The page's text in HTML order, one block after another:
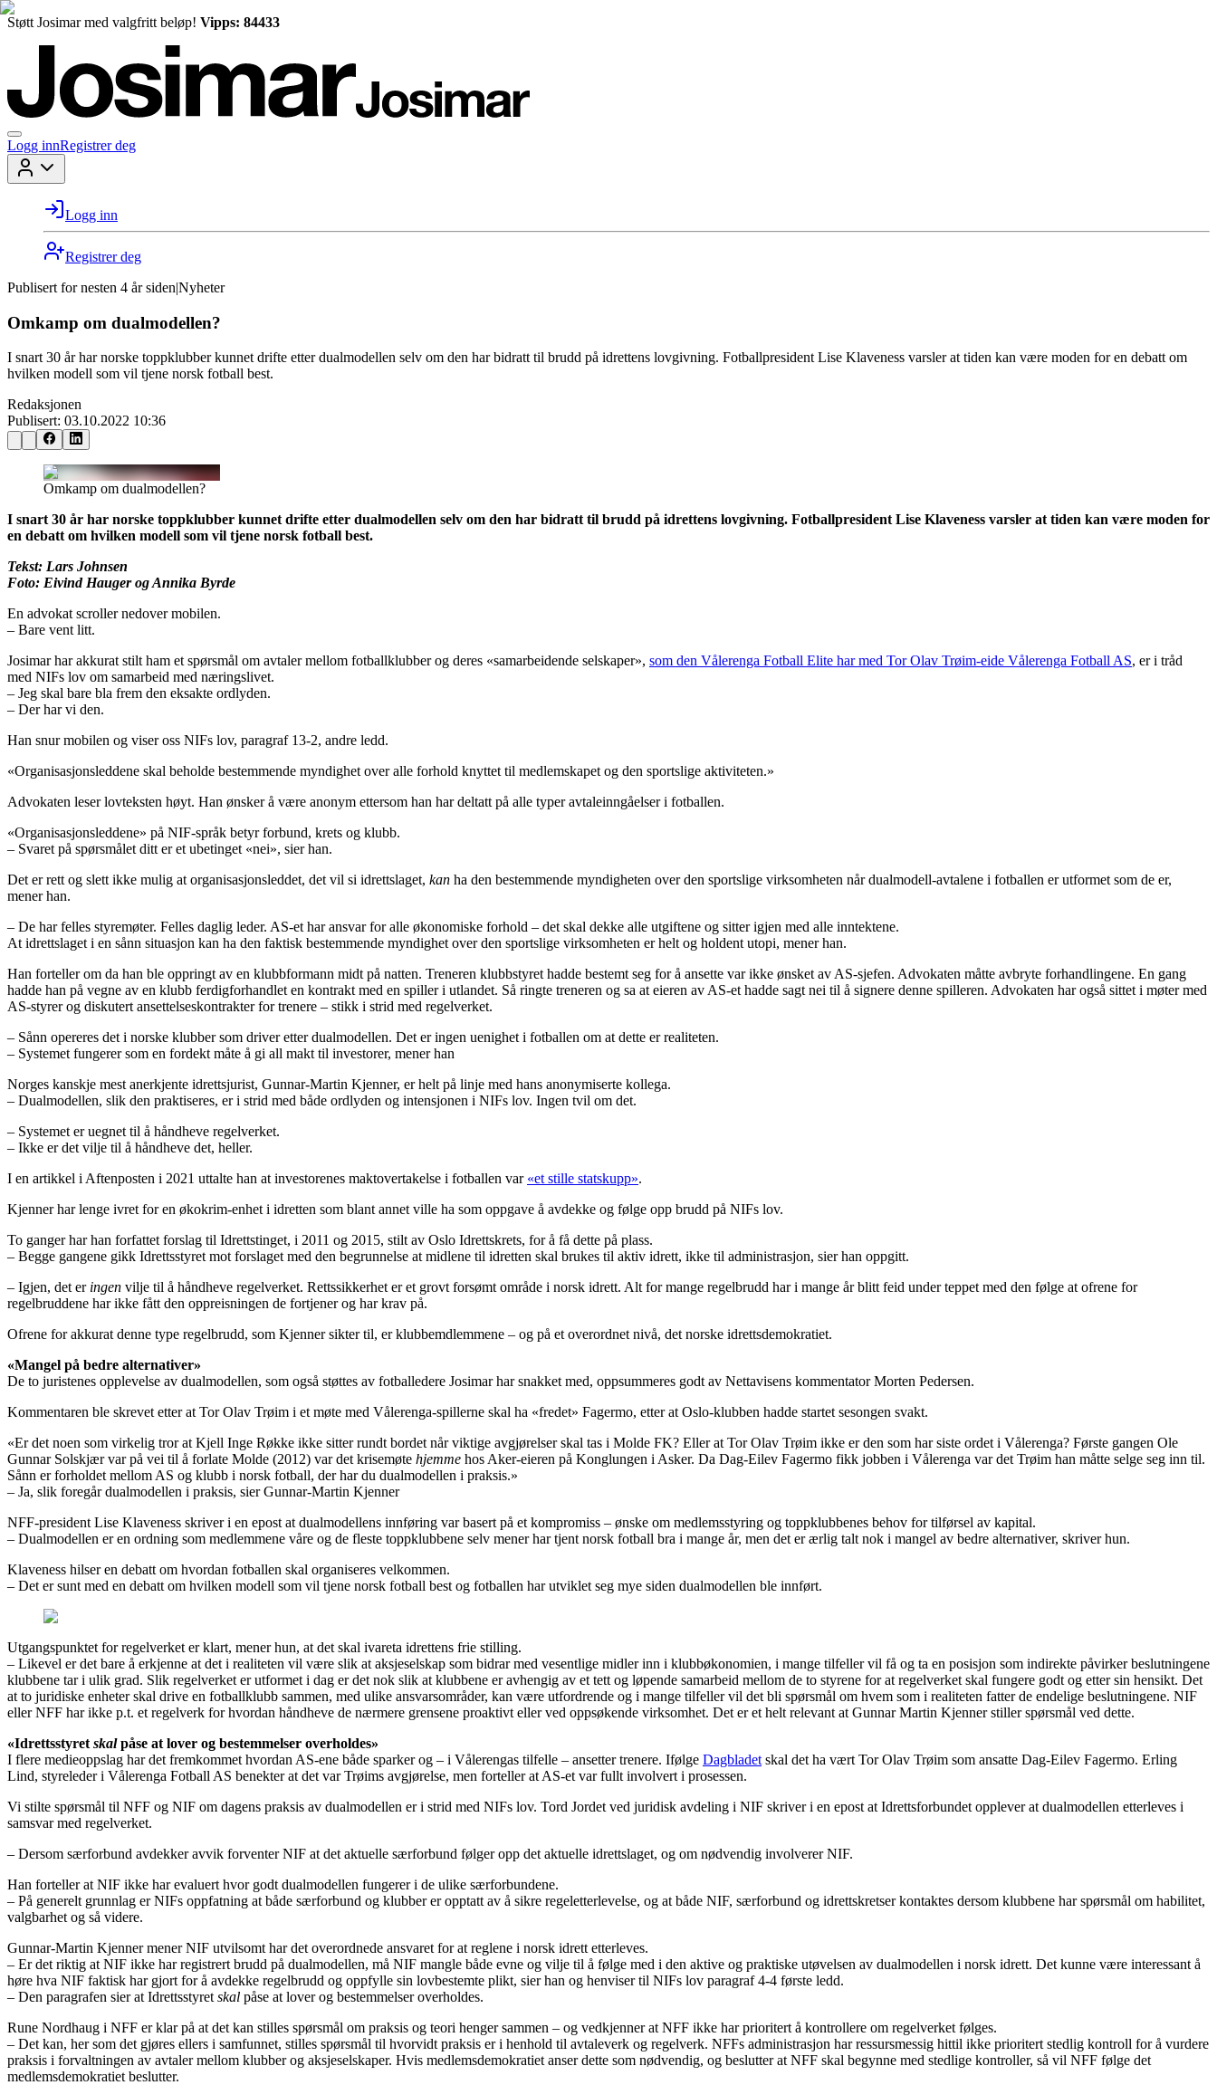
Støtt Josimar med valgfritt beløp! Vipps: 84433
Logg innRegistrer deg
Logg inn
Registrer deg
Publisert for nesten 4 år siden|Nyheter
Omkamp om dualmodellen?
I snart 30 år har norske toppklubber kunnet drifte etter dualmodellen selv om den har bidratt til brudd på idrettens lovgivning. Fotballpresident Lise Klaveness varsler at tiden kan være moden for en debatt om
hvilken modell som vil tjene norsk fotball best.
Redaksjonen
Publisert: 03.10.2022 10:36
Omkamp om dualmodellen?
I snart 30 år har norske toppklubber kunnet drifte etter dualmodellen selv om den har bidratt til brudd på idrettens lovgivning. Fotballpresident Lise Klaveness varsler at tiden kan være moden for
en debatt om hvilken modell som vil tjene norsk fotball best.
Tekst: Lars Johnsen
Foto: Eivind Hauger og Annika Byrde
En advokat scroller nedover mobilen.
– Bare vent litt.
Josimar har akkurat stilt ham et spørsmål om avtaler mellom fotballklubber og deres «samarbeidende selskaper», som den Vålerenga Fotball Elite har med Tor Olav Trøim-eide Vålerenga Fotball AS, er i tråd
med NIFs lov om samarbeid med næringslivet.
– Jeg skal bare bla frem den eksakte ordlyden.
– Der har vi den.
Han snur mobilen og viser oss NIFs lov, paragraf 13-2, andre ledd.
«Organisasjonsleddene skal beholde bestemmende myndighet over alle forhold knyttet til medlemskapet og den sportslige aktiviteten.»
Advokaten leser lovteksten høyt. Han ønsker å være anonym ettersom han har deltatt på alle typer avtaleinngåelser i fotballen.
«Organisasjonsleddene» på NIF-språk betyr forbund, krets og klubb.
– Svaret på spørsmålet ditt er et ubetinget «nei», sier han.
Det er rett og slett ikke mulig at organisasjonsleddet, det vil si idrettslaget, kan ha den bestemmende myndigheten over den sportslige virksomheten når dualmodell-avtalene i fotballen er utformet som de er,
mener han.
– De har felles styremøter. Felles daglig leder. AS-et har ansvar for alle økonomiske forhold – det skal dekke alle utgiftene og sitter igjen med alle inntektene.
At idrettslaget i en sånn situasjon kan ha den faktisk bestemmende myndighet over den sportslige virksomheten er helt og holdent utopi, mener han.
Han forteller om da han ble oppringt av en klubbformann midt på natten. Treneren klubbstyret hadde bestemt seg for å ansette var ikke ønsket av AS-sjefen. Advokaten måtte avbryte forhandlingene. En gang
hadde han på vegne av en klubb ferdigforhandlet en kontrakt med en spiller i utlandet. Så ringte treneren og sa at eieren av AS-et hadde sagt nei til å signere denne spilleren. Advokaten har også sittet i møter med
AS-styrer og diskutert ansettelseskontrakter for trenere – stikk i strid med regelverket.
– Sånn opereres det i norske klubber som driver etter dualmodellen. Det er ingen uenighet i fotballen om at dette er realiteten.
– Systemet fungerer som en fordekt måte å gi all makt til investorer, mener han
Norges kanskje mest anerkjente idrettsjurist, Gunnar-Martin Kjenner, er helt på linje med hans anonymiserte kollega.
– Dualmodellen, slik den praktiseres, er i strid med både ordlyden og intensjonen i NIFs lov. Ingen tvil om det.
– Systemet er uegnet til å håndheve regelverket.
– Ikke er det vilje til å håndheve det, heller.
I en artikkel i Aftenposten i 2021 uttalte han at investorenes maktovertakelse i fotballen var «et stille statskupp».
Kjenner har lenge ivret for en økokrim-enhet i idretten som blant annet ville ha som oppgave å avdekke og følge opp brudd på NIFs lov.
To ganger har han forfattet forslag til Idrettstinget, i 2011 og 2015, stilt av Oslo Idrettskrets, for å få dette på plass.
– Begge gangene gikk Idrettsstyret mot forslaget med den begrunnelse at midlene til idretten skal brukes til aktiv idrett, ikke til administrasjon, sier han oppgitt.
– Igjen, det er ingen vilje til å håndheve regelverket. Rettssikkerhet er et grovt forsømt område i norsk idrett. Alt for mange regelbrudd har i mange år blitt feid under teppet med den følge at ofrene for
regelbruddene har ikke fått den oppreisningen de fortjener og har krav på.
Ofrene for akkurat denne type regelbrudd, som Kjenner sikter til, er klubbemdlemmene – og på et overordnet nivå, det norske idrettsdemokratiet.
«Mangel på bedre alternativer»
De to juristenes opplevelse av dualmodellen, som også støttes av fotballedere Josimar har snakket med, oppsummeres godt av Nettavisens kommentator Morten Pedersen.
Kommentaren ble skrevet etter at Tor Olav Trøim i et møte med Vålerenga-spillerne skal ha «fredet» Fagermo, etter at Oslo-klubben hadde startet sesongen svakt.
«Er det noen som virkelig tror at Kjell Inge Røkke ikke sitter rundt bordet når viktige avgjørelser skal tas i Molde FK? Eller at Tor Olav Trøim ikke er den som har siste ordet i Vålerenga? Første gangen Ole
Gunnar Solskjær var på vei til å forlate Molde (2012) var det krisemøte hjemme hos Aker-eieren på Konglungen i Asker. Da Dag-Eilev Fagermo fikk jobben i Vålerenga var det Trøim han måtte selge seg inn til.
Sånn er forholdet mellom AS og klubb i norsk fotball, der har du dualmodellen i praksis.»
– Ja, slik foregår dualmodellen i praksis, sier Gunnar-Martin Kjenner
NFF-president Lise Klaveness skriver i en epost at dualmodellens innføring var basert på et kompromiss – ønske om medlemsstyring og toppklubbenes behov for tilførsel av kapital.
– Dualmodellen er en ordning som medlemmene våre og de fleste toppklubbene selv mener har tjent norsk fotball bra i mange år, men det er ærlig talt nok i mangel av bedre alternativer, skriver hun.
Klaveness hilser en debatt om hvordan fotballen skal organiseres velkommen.
– Det er sunt med en debatt om hvilken modell som vil tjene norsk fotball best og fotballen har utviklet seg mye siden dualmodellen ble innført.
Utgangspunktet for regelverket er klart, mener hun, at det skal ivareta idrettens frie stilling.
– Likevel er det bare å erkjenne at det i realiteten vil være slik at aksjeselskap som bidrar med vesentlige midler inn i klubbøkonomien, i mange tilfeller vil få og ta en posisjon som indirekte påvirker beslutningene
klubbene tar i ulik grad. Slik regelverket er utformet i dag er det nok slik at klubbene er avhengig av et tett og løpende samarbeid mellom de to styrene for at regelverket skal fungere godt og etter sin hensikt. Det
at to juridiske enheter skal drive en fotballklubb sammen, med ulike ansvarsområder, kan være utfordrende og i mange tilfeller vil det bli spørsmål om hvem som i realiteten fatter de endelige beslutningene. NIF
eller NFF har ikke p.t. et regelverk for hvordan håndheve de nærmere grensene proaktivt eller ved oppsøkende virksomhet. Det er et helt relevant at Gunnar Martin Kjenner stiller spørsmål ved dette.
«Idrettsstyret skalpåse at lover og bestemmelser overholdes»
I flere medieoppslag har det fremkommet hvordan AS-ene både sparker og – i Vålerengas tilfelle – ansetter trenere. Ifølge Dagbladet skal det ha vært Tor Olav Trøim som ansatte Dag-Eilev Fagermo. Erling
Lind, styreleder i Vålerenga Fotball AS benekter at det var Trøims avgjørelse, men forteller at AS-et var fullt involvert i prosessen.
Vi stilte spørsmål til NFF og NIF om dagens praksis av dualmodellen er i strid med NIFs lov. Tord Jordet ved juridisk avdeling i NIF skriver i en epost at Idrettsforbundet opplever at dualmodellen etterleves i
samsvar med regelverket.
– Dersom særforbund avdekker avvik forventer NIF at det aktuelle særforbund følger opp det aktuelle idrettslaget, og om nødvendig involverer NIF.
Han forteller at NIF ikke har evaluert hvor godt dualmodellen fungerer i de ulike særforbundene.
– På generelt grunnlag er NIFs oppfatning at både særforbund og klubber er opptatt av å sikre regeletterlevelse, og at både NIF, særforbund og idrettskretser kontaktes dersom klubbene har spørsmål om habilitet,
valgbarhet og så videre.
Gunnar-Martin Kjenner mener NIF utvilsomt har det overordnede ansvaret for at reglene i norsk idrett etterleves.
– Er det riktig at NIF ikke har registrert brudd på dualmodellen, må NIF mangle både evne og vilje til å følge med i den aktive og praktiske utøvelsen av dualmodellen i norsk idrett. Det kunne være interessant å
høre hva NIF faktisk har gjort for å avdekke regelbrudd og oppfylle sin lovbestemte plikt, sier han og henviser til NIFs lov paragraf 4-4 første ledd.
– Den paragrafen sier at Idrettsstyret skal påse at lover og bestemmelser overholdes.
Rune Nordhaug i NFF er klar på at det kan stilles spørsmål om praksis og teori henger sammen – og vedkjenner at NFF ikke har prioritert å kontrollere om regelverket følges.
– Det kan, her som det gjøres ellers i samfunnet, stilles spørsmål til hvorvidt praksis er i henhold til avtaleverk og regelverk. NFFs administrasjon har ressursmessig hittil ikke prioritert stedlig kontroll for å vurdere
praksis i forvaltningen av avtaler mellom klubber og aksjeselskaper. Hvis medlemsdemokratiet anser dette som nødvendig, og beslutter at NFF skal begynne med stedlige kontroller, så vil NFF følge det
medlemsdemokratiet beslutter.